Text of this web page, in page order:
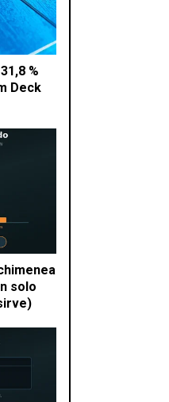
%
Deck
solo